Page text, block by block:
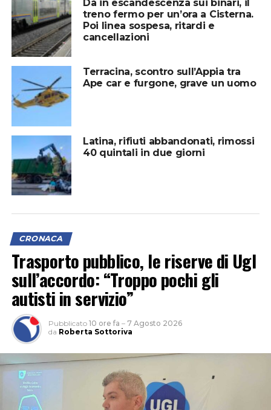
Dà in escandescenza sui binari, il
treno fermo per un’ora a Cisterna.
Poi linea sospesa, ritardi e
cancellazioni
Terracina, scontro sull’Appia tra
Ape car e furgone, grave un uomo
Latina, rifiuti abbandonati, rimossi
40 quintali in due giorni
CRONACA
Trasporto pubblico, le riserve di Ugl
sull’accordo: “Troppo pochi gli
autisti in servizio”
Pubblicato 10 ore fa – 7 Agosto 2026
da Roberta Sottoriva